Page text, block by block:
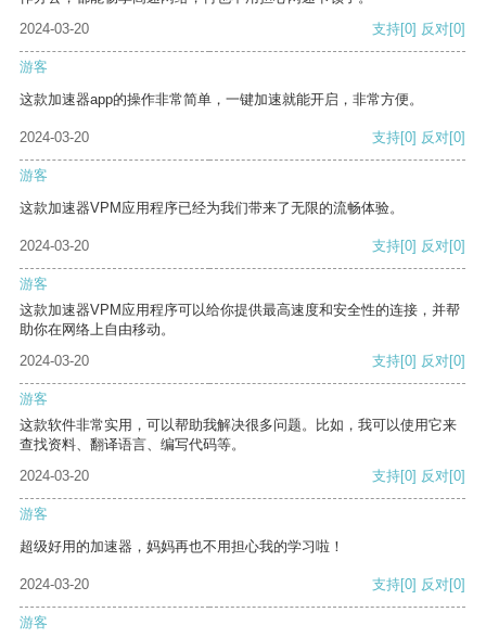
2024-03-20
支持[0] 反对[0]
游客
这款加速器app的操作非常简单，一键加速就能开启，非常方便。
2024-03-20 支持[0] 反对[0]
游客
这款加速器VPM应用程序已经为我们带来了无限的流畅体验。
2024-03-20 支持[0] 反对[0]
游客
这款加速器VPM应用程序可以给你提供最高速度和安全性的连接，并帮
助你在网络上自由移动。
2024-03-20
支持[0] 反对[0]
游客
这款软件非常实用，可以帮助我解决很多问题。比如，我可以使用它来
查找资料、翻译语言、编写代码等。
2024-03-20
支持[0] 反对[0]
游客
超级好用的加速器，妈妈再也不用担心我的学习啦！
2024-03-20 支持[0] 反对[0]
游客